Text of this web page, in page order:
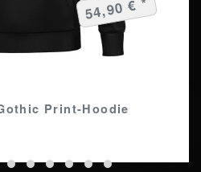
Print-Hoodie
54,90 € *